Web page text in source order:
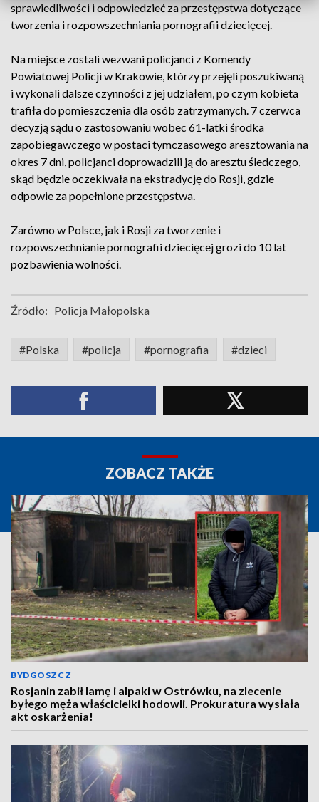
sprawiedliwości i odpowiedzieć za przestępstwa dotyczące
tworzenia i rozpowszechniania pornografii dziecięcej.
Na miejsce zostali wezwani policjanci z Komendy
Powiatowej Policji w Krakowie, którzy przejęli poszukiwaną
i wykonali dalsze czynności z jej udziałem, po czym kobieta
trafiła do pomieszczenia dla osób zatrzymanych. 7 czerwca
decyzją sądu o zastosowaniu wobec 61-latki środka
zapobiegawczego w postaci tymczasowego aresztowania na
okres 7 dni, policjanci doprowadzili ją do aresztu śledczego,
skąd będzie oczekiwała na ekstradycję do Rosji, gdzie
odpowie za popełnione przestępstwa.
Zarówno w Polsce, jak i Rosji za tworzenie i
rozpowszechnianie pornografii dziecięcej grozi do 10 lat
pozbawienia wolności.
Źródło: Policja Małopolska
#Polska #policja #pornografia #dzieci
ZOBACZ TAKŻE
BYDGOSZCZ
Rosjanin zabił lamę i alpaki w Ostrówku, na zlecenie
byłego męża właścicielki hodowli. Prokuratura wysłała
akt oskarżenia!